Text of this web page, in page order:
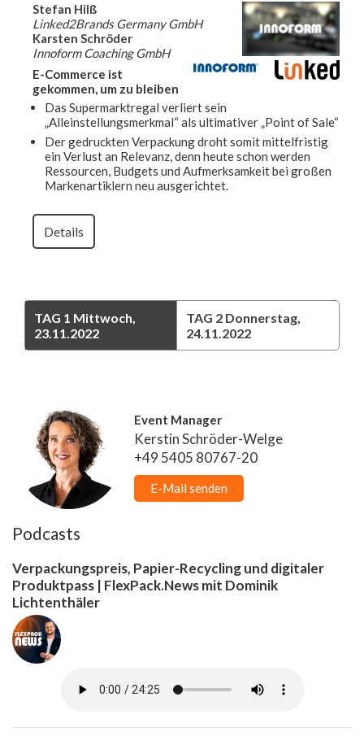
Stefan Hilß
Linked2Brands Germany GmbH
Karsten Schröder
Innoform Coaching GmbH
E-Commerce ist
gekommen, um zu bleiben
Das Supermarktregal verliert sein
„Alleinstellungsmerkmal“ als ultimativer „Point of Sale“
Der gedruckten Verpackung droht somit mittelfristig
ein Verlust an Relevanz, denn heute schon werden
Ressourcen, Budgets und Aufmerksamkeit bei großen
Markenartiklern neu ausgerichtet.
Details
TAG 1 Mittwoch,
23.11.2022
TAG 2 Donnerstag,
24.11.2022
Event Manager
Kerstin Schröder-Welge
+49 5405 80767-20
E-Mail senden
Podcasts
Verpackungspreis, Papier-Recycling und digitaler
Produktpass | FlexPack.News mit Dominik
Lichtenthäler